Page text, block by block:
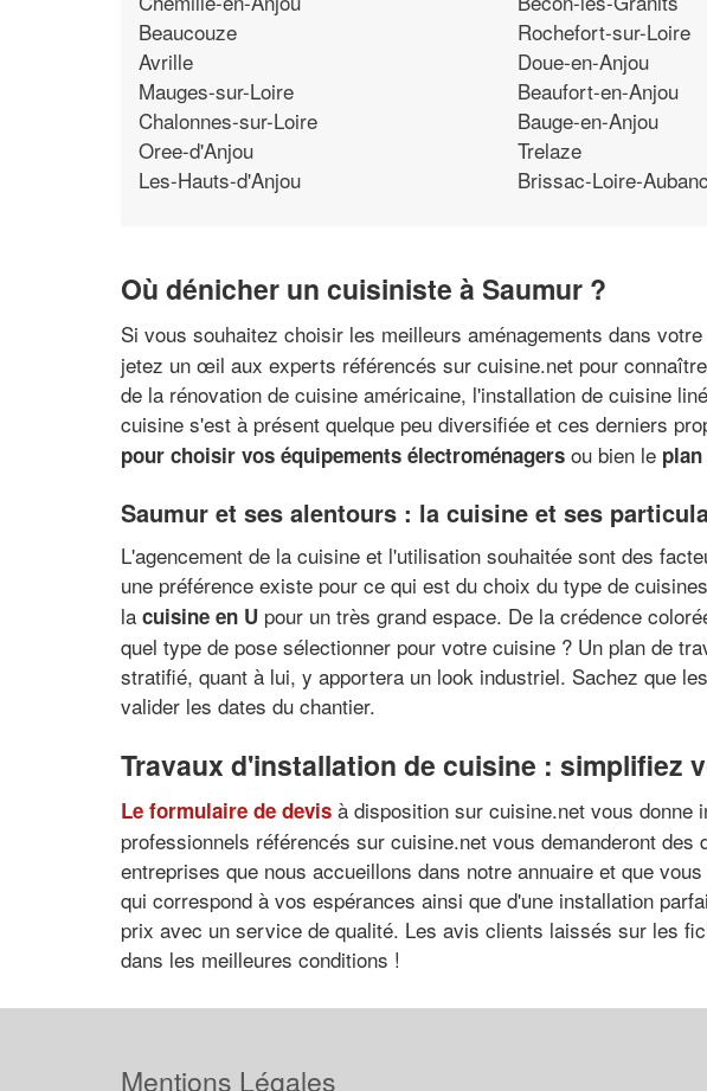
Beaucouze
Avrille
Mauges-sur-Loire
Chalonnes-sur-Loire
Oree-d'Anjou
Les-Hauts-d'Anjou
Rochefort-sur-Loire
Doue-en-Anjou
Beaufort-en-Anjou
Bauge-en-Anjou
Trelaze
Brissac-Loire-
Où dénicher un cuisiniste à Saumur ?
Si vous souhaitez choisir les meilleurs aménagements dans
jetez un œil aux experts référencés sur cuisine.net pour
de la rénovation de cuisine américaine, l'installation de cuisine
cuisine s'est à présent quelque peu diversifiée et ces derniers
pour choisir vos équipements électroménagers ou bien le
Saumur et ses alentours : la cuisine et ses
L'agencement de la cuisine et l'utilisation souhaitée sont des
une préférence existe pour ce qui est du choix du type de
la cuisine en U pour un très grand espace. De la crédence
quel type de pose sélectionner pour votre cuisine ? Un plan de
stratifié, quant à lui, y apportera un look industriel. Sachez que
valider les dates du chantier.
Travaux d'installation de cuisine : simplifiez
Le formulaire de devis à disposition sur cuisine.net vous donne
professionnels référencés sur cuisine.net vous demanderont
entreprises que nous accueillons dans notre annuaire et que
qui correspond à vos espérances ainsi que d'une installation
prix avec un service de qualité. Les avis clients laissés sur les
dans les meilleures conditions !
Mentions Légales